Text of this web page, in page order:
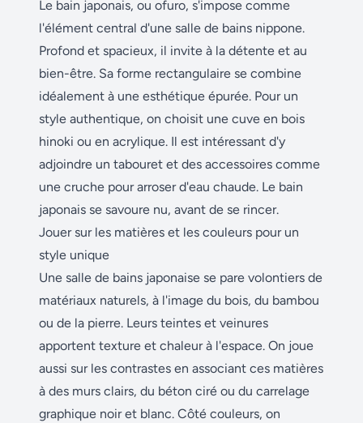
Le bain japonais, ou ofuro, s'impose comme
l'élément central d'une salle de bains nippone.
Profond et spacieux, il invite à la détente et au
bien-être. Sa forme rectangulaire se combine
idéalement à une esthétique épurée. Pour un
style authentique, on choisit une cuve en bois
hinoki ou en acrylique. Il est intéressant d'y
adjoindre un tabouret et des accessoires comme
une cruche pour arroser d'eau chaude. Le bain
japonais se savoure nu, avant de se rincer.
Jouer sur les matières et les couleurs pour un
style unique
Une salle de bains japonaise se pare volontiers de
matériaux naturels, à l'image du bois, du bambou
ou de la pierre. Leurs teintes et veinures
apportent texture et chaleur à l'espace. On joue
aussi sur les contrastes en associant ces matières
à des murs clairs, du béton ciré ou du carrelage
graphique noir et blanc. Côté couleurs, on